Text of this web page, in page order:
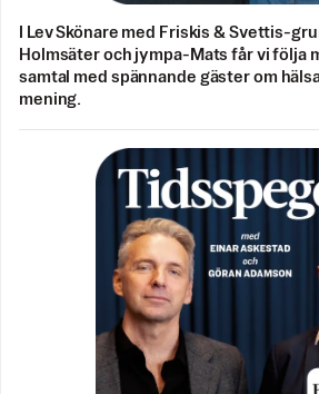
I Lev Skönare med Friskis & Svettis-
Holmsäter och jympa-Mats får vi följa
samtal med spännande gäster om
mening.